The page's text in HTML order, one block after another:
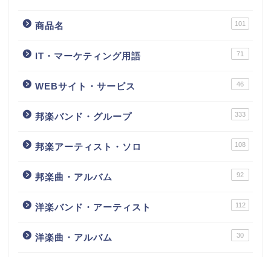
商品名 101
IT・マーケティング用語 71
WEBサイト・サービス 46
邦楽バンド・グループ 333
邦楽アーティスト・ソロ 108
邦楽曲・アルバム 92
洋楽バンド・アーティスト 112
洋楽曲・アルバム 30